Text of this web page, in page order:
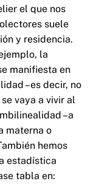
el que nos
suele
y residencia.
la
manifiesta en
–es decir, no
vaya a vivir al
–a
materna o
hemos
estadística
tabla en: